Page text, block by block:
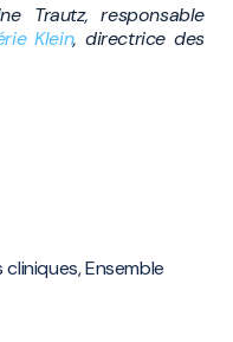
Trautz, responsable
Klein, directrice des
Ensemble